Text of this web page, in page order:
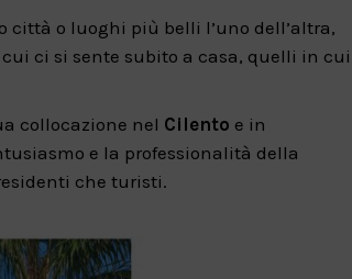
città o luoghi più belli l’uno dell’altra,
ci si sente subito a casa, quelli in cui
collocazione nel Cilento e in
e la professionalità della
che turisti.